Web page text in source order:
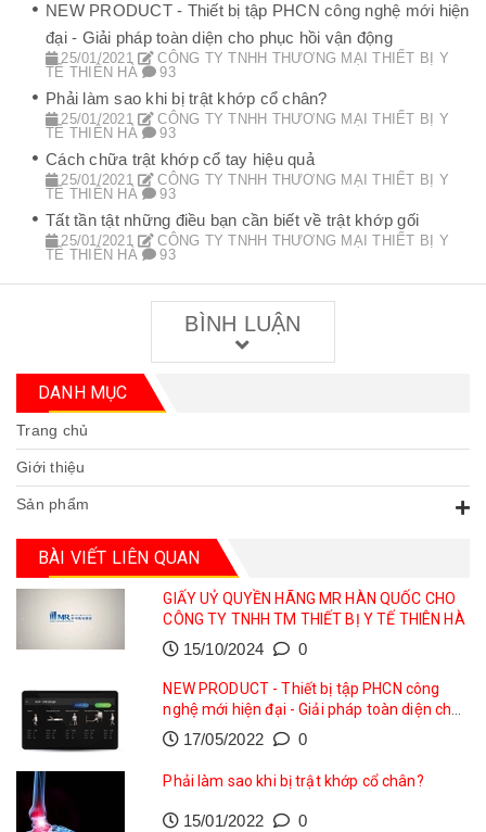
NEW PRODUCT - Thiết bị tập PHCN công nghệ mới hiện
đại - Giải pháp toàn diện cho phục hồi vận động
25/01/2021
CÔNG TY TNHH THƯƠNG MẠI THIẾT BỊ Y
TẾ THIÊN HÀ
93
Phải làm sao khi bị trật khớp cổ chân?
25/01/2021
CÔNG TY TNHH THƯƠNG MẠI THIẾT BỊ Y
TẾ THIÊN HÀ
93
Cách chữa trật khớp cổ tay hiệu quả
25/01/2021
CÔNG TY TNHH THƯƠNG MẠI THIẾT BỊ Y
TẾ THIÊN HÀ
93
Tất tần tật những điều bạn cần biết về trật khớp gối
25/01/2021
CÔNG TY TNHH THƯƠNG MẠI THIẾT BỊ Y
TẾ THIÊN HÀ
93
BÌNH LUẬN
DANH MỤC
Trang chủ
Giới thiệu
Sản phẩm
BÀI VIẾT LIÊN QUAN
GIẤY UỶ QUYỀN HÃNG MR HÀN QUỐC CHO
CÔNG TY TNHH TM THIẾT BỊ Y TẾ THIÊN HÀ
15/10/2024 0
NEW PRODUCT - Thiết bị tập PHCN công
nghệ mới hiện đại - Giải pháp toàn diện cho
phục hồi vận động
17/05/2022 0
Phải làm sao khi bị trật khớp cổ chân?
15/01/2022 0